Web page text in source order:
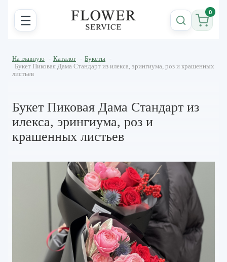
☰ 0
На главную - Каталог - Букеты -
Букет Пиковая Дама Стандарт из илекса, эрингиума, роз и крашенных
листьев
Букет Пиковая Дама Стандарт из
илекса, эрингиума, роз и
крашенных листьев